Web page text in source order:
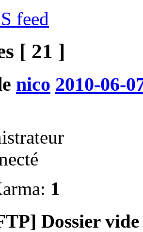
feed
[ 21 ]
nico 2010-06-
1
Dossier